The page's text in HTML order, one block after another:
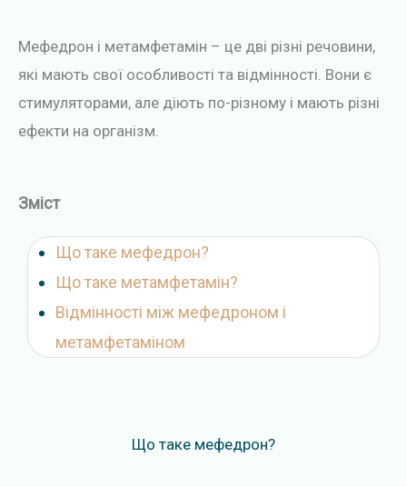
Мефедрон і метамфетамін – це дві різні речовини,
які мають свої особливості та відмінності. Вони є
стимуляторами, але діють по-різному і мають різні
ефекти на організм.
Зміст
Що таке мефедрон?
Що таке метамфетамін?
Відмінності між мефедроном і
метамфетаміном
Що таке мефедрон?